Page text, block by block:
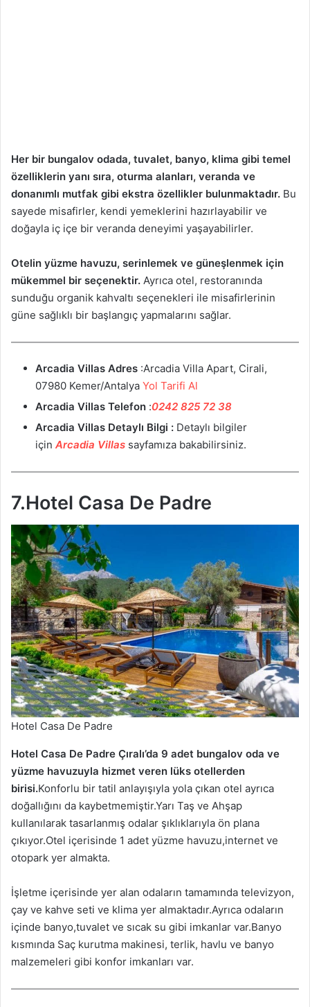
Her bir bungalov odada, tuvalet, banyo, klima gibi temel
özelliklerin yanı sıra, oturma alanları, veranda ve
donanımlı mutfak gibi ekstra özellikler bulunmaktadır. Bu
sayede misafirler, kendi yemeklerini hazırlayabilir ve
doğayla iç içe bir veranda deneyimi yaşayabilirler.
Otelin yüzme havuzu, serinlemek ve güneşlenmek için
mükemmel bir seçenektir. Ayrıca otel, restoranında
sunduğu organik kahvaltı seçenekleri ile misafirlerinin
güne sağlıklı bir başlangıç yapmalarını sağlar.
Arcadia Villas Adres :Arcadia Villa Apart, Cirali,
07980 Kemer/Antalya Yol Tarifi Al
Arcadia Villas Telefon :0242 825 72 38
Arcadia Villas Detaylı Bilgi : Detaylı bilgiler
için Arcadia Villas sayfamıza bakabilirsiniz.
7.Hotel Casa De Padre
Hotel Casa De Padre
Hotel Casa De Padre Çıralı’da 9 adet bungalov oda ve
yüzme havuzuyla hizmet veren lüks otellerden
birisi.Konforlu bir tatil anlayışıyla yola çıkan otel ayrıca
doğallığını da kaybetmemiştir.Yarı Taş ve Ahşap
kullanılarak tasarlanmış odalar şıklıklarıyla ön plana
çıkıyor.Otel içerisinde 1 adet yüzme havuzu,internet ve
otopark yer almakta.
İşletme içerisinde yer alan odaların tamamında televizyon,
çay ve kahve seti ve klima yer almaktadır.Ayrıca odaların
içinde banyo,tuvalet ve sıcak su gibi imkanlar var.Banyo
kısmında Saç kurutma makinesi, terlik, havlu ve banyo
malzemeleri gibi konfor imkanları var.